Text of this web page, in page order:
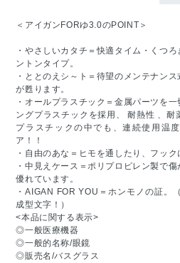
＜アイガンFORゆ3.0のPOINT＞
・やさしいカタチ＝快適タイム・くつ
ントンタイプ。
・ととのえシ～ト＝待望のメンテナン
が甦ります。
・オールプラスチック＝金属パーツを
ングプラスチックを採用、 耐熱性 、耐
プラスチックの中でも、連続使用温
ア！！
・自由のあな＝ヒモを通したり、フック
・中見えケース＝ポリプロピレン製で
優れています。
・AIGAN FOR YOU＝ホンモノの証。
成型文字！）
<本品に関する表示>
◎一般医療機器
◎一般的名称/眼鏡
◎販売名/バスグラス